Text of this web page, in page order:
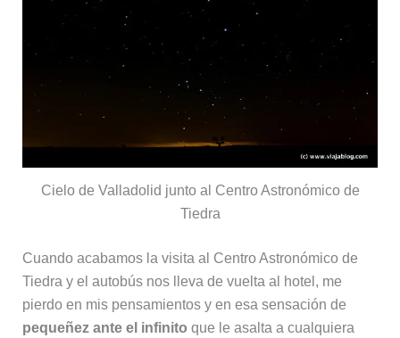
Cielo de Valladolid junto al Centro Astronómico de
Tiedra
Cuando acabamos la visita al Centro Astronómico de
Tiedra y el autobús nos lleva de vuelta al hotel, me
pierdo en mis pensamientos y en esa sensación de
pequeñez ante el infinito que le asalta a cualquiera